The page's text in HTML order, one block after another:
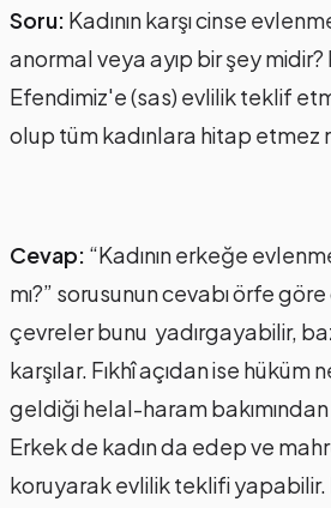
Soru: Kadının karşı cinse
anormal veya ayıp bir şey
Efendimiz'e (sas) evlilik teklif
olup tüm kadınlara hitap etmez
Cevap: “Kadının erkeğe
mı?” sorusunun cevabı örfe göre
çevreler bunu yadırgayabilir,
karşılar. Fıkhî açıdan ise
geldiği helal-haram
Erkek de kadın da edep ve
koruyarak evlilik teklifi yapabilir.